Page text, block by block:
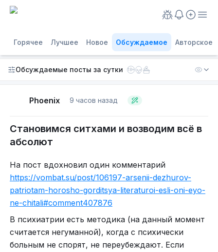
Горячее Лучшее Новое Обсуждаемое Авторское
Обсуждаемые посты за сутки 18+
Phoenix 9 часов назад
Становимся ситхами и возводим всё в
абсолют
На пост вдохновил один комментарий
https://vombat.su/post/106197-arsenii-dezhurov-
patriotam-horosho-gorditsya-literaturoi-esli-oni-eyo-
ne-chitali#comment407876
В психиатрии есть методика (на данный момент
считается негуманной), когда с психически
больным не спорят, не переубеждают. Если